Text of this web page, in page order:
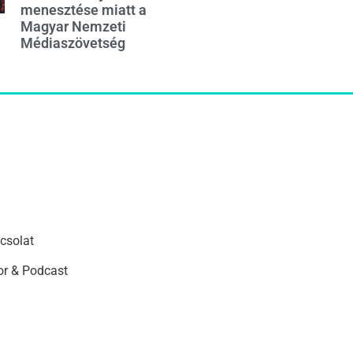
menesztése miatt a
Magyar Nemzeti
Médiaszövetség
& Podcast